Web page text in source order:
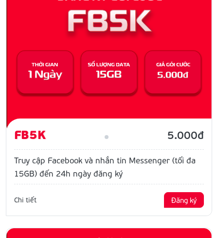
FB5K 5.000đ
Truy cập Facebook và nhắn tin Messenger (tối đa
15GB) đến 24h ngày đăng ký
Chi tiết Đăng ký